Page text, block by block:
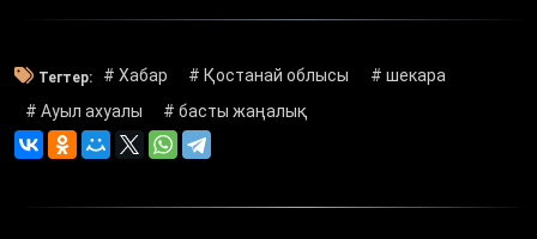
Тегтер: # Хабар # Қостанай облысы
# шекара
# Ауыл ахуалы
# басты жаңалық